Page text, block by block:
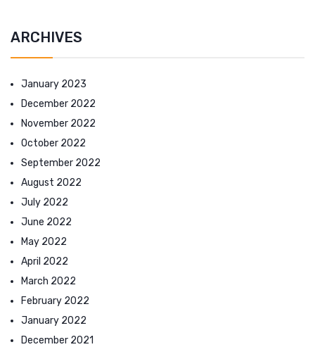
ARCHIVES
January 2023
December 2022
November 2022
October 2022
September 2022
August 2022
July 2022
June 2022
May 2022
April 2022
March 2022
February 2022
January 2022
December 2021